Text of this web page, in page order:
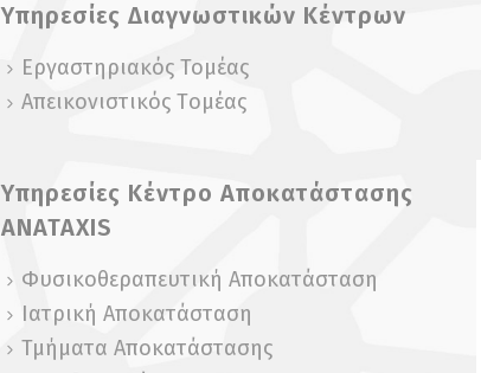
Υπηρεσίες Διαγνωστικών Κέντρων
Εργαστηριακός Τομέας
Απεικονιστικός Tομέας
Υπηρεσίες Κέντρο Αποκατάστασης
ANATAXIS
Φυσικοθεραπευτική Αποκατάσταση
Ιατρική Αποκατάσταση
Τμήματα Αποκατάστασης